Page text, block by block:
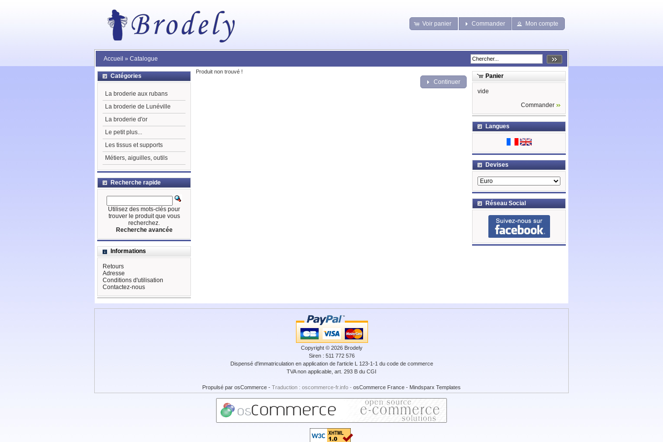
Voir panier Commander Mon compte
Accueil » Catalogue
Produit non trouvé !
Continuer
Catégories
La broderie aux rubans
La broderie de Lunéville
La broderie d'or
Le petit plus...
Les tissus et supports
Métiers, aiguilles, outils
Recherche rapide
Utilisez des mots-clés pour
trouver le produit que vous
recherchez.
Recherche avancée
Informations
Retours
Adresse
Conditions d'utilisation
Contactez-nous
Panier
vide
Commander
Langues
Devises
Réseau Social
Copyright © 2026 Brodely
Siren : 511 772 576
Dispensé d'immatriculation en application de l'article L 123-1-1 du code de commerce
TVA non applicable, art. 293 B du CGI
Propulsé par osCommerce - Traduction : oscommerce-fr.info - osCommerce France - Mindsparx Templates